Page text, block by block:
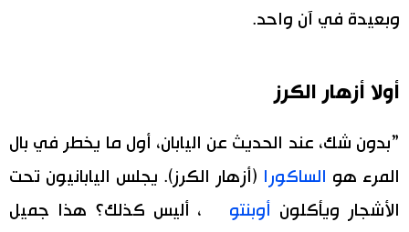
وبعيدة في آن واحد.
أولا أزهار الكرز
”بدون شك، عند الحديث عن اليابان، أول ما يخطر في بال
المرء هو الساكورا (أزهار الكرز). يجلس اليابانيون تحت
الأشجار ويأكلون أوبنتو
، أليس كذلك؟ هذا جميل